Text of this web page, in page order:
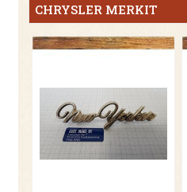
CHRYSLER MERKIT